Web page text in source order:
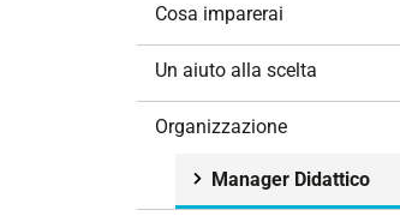
Cosa imparerai
Un aiuto alla scelta
Organizzazione
Manager Didattico